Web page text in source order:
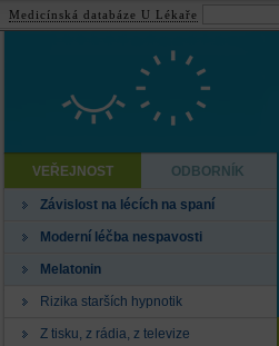
VEŘEJNOST
ODBORNÍK
Závislost na lécích na spaní
Moderní léčba nespavosti
Melatonin
Rizika starších hypnotik
Z tisku, z rádia, z televize
Medicínská databáze U Lékaře